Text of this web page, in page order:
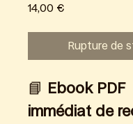
14,00 €Prix
Rupture de
📘 Ebook PDF
immédiat de